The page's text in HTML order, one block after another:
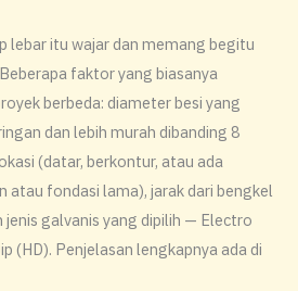
lebar itu wajar dan memang begitu
faktor yang biasanya
berbeda: diameter besi yang
dan lebih murah dibanding 8
(datar, berkontur, atau ada
atau fondasi lama), jarak dari bengkel
jenis galvanis yang dipilih — Electro
(HD). Penjelasan lengkapnya ada di